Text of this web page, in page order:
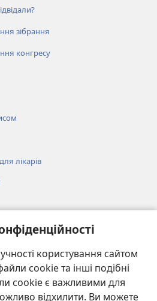
користування сайтом
cookie та інші подібні
cookie є важливими для
відхилити. Ви можете
зібрання
конгресу
лікарів
«Вартова башта»™